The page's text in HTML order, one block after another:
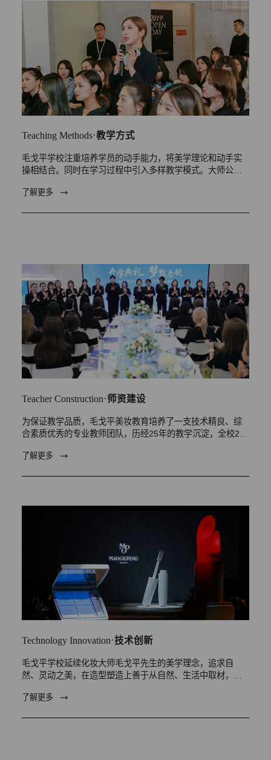
Teaching Methods·教学方式
毛戈平学校注重培养学员的动手能力，将美学理论和动手实
操相结合。同时在学习过程中引入多样教学模式。大师公开
了解更多
Teacher Construction·师资建设
为保证教学品质，毛戈平美妆教育培养了一支技术精良、综
合素质优秀的专业教师团队，历经25年的教学沉淀，全校200
了解更多
Technology Innovation·技术创新
毛戈平学校延续化妆大师毛戈平先生的美学理念，追求自
然、灵动之美，在造型塑造上善于从自然、生活中取材，平
了解更多